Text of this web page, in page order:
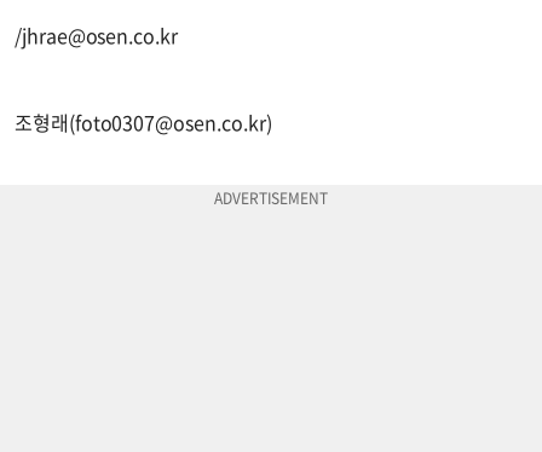
/jhrae@osen.co.kr
조형래(foto0307@osen.co.kr)